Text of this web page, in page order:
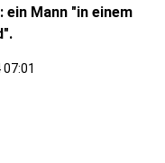
ein Mann "in einem